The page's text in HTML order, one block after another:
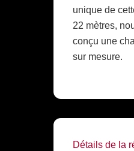
unique de
22 mètres,
conçu une
sur mesure.
Détails de la